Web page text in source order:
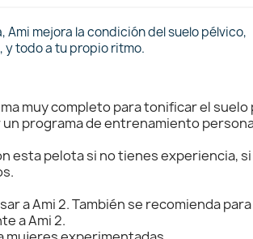
mejora la condición del suelo pélvico,
y todo a tu propio ritmo.
muy completo para tonificar el suelo
programa de entrenamiento
esta pelota si no tienes experiencia,
a Ami 2. También se recomienda
a Ami 2.